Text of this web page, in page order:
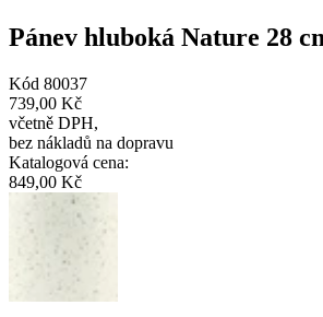
Pánev hluboká Nature 28
Kód 80037
739,00 Kč
včetně DPH,
bez nákladů na dopravu
Katalogová cena:
849,00 Kč